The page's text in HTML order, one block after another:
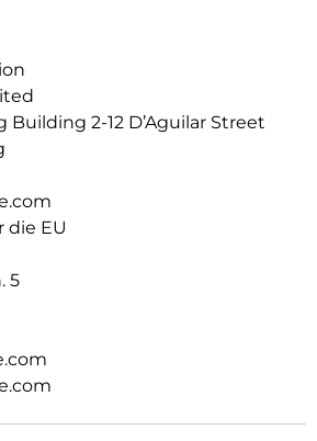
Display
Ultra-hell.
Kraft, die Seele zu bewegen.
Feinabstimmung beseitigt
fürs Gaming
Building 2-12 D’Aguilar Street
die EU
5